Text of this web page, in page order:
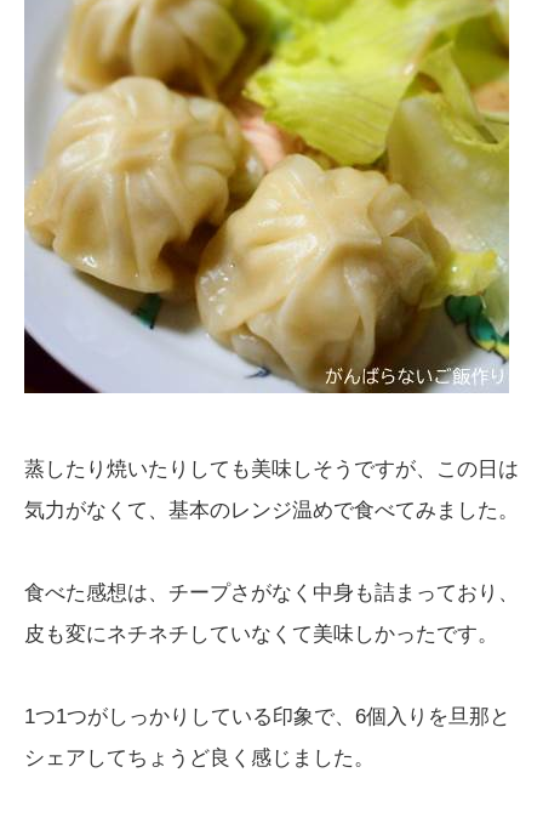
蒸したり焼いたりしても美味しそうですが、この日は
気力がなくて、基本のレンジ温めで食べてみました。
食べた感想は、チープさがなく中身も詰まっており、
皮も変にネチネチしていなくて美味しかったです。
1つ1つがしっかりしている印象で、6個入りを旦那と
シェアしてちょうど良く感じました。